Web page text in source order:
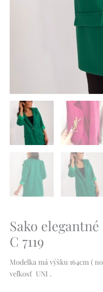
Sako
C 7119
Modelka má výšku 164cm (
veľkosť UNI .